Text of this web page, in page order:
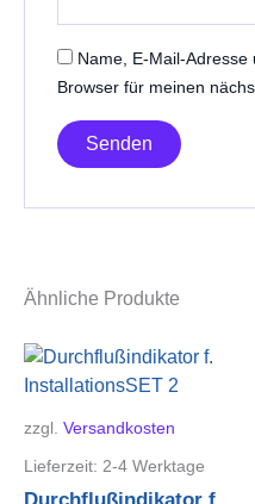
Name, E-Mail-Adresse
Browser für meinen
Ähnliche Produkte
zzgl. Versandkosten
Lieferzeit: 2-4 Werktage